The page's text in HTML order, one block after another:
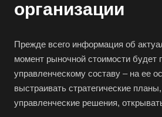
организации
Прежде всего информация об
момент рыночной стоимости будет
управленческому составу – на ее
выстраивать стратегические
управленческие решения,